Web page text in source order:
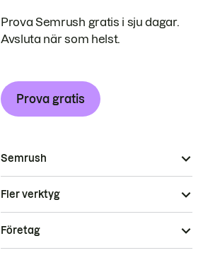
Prova Semrush gratis i sju dagar.
Avsluta när som helst.
Prova gratis
Semrush
Fler verktyg
Företag